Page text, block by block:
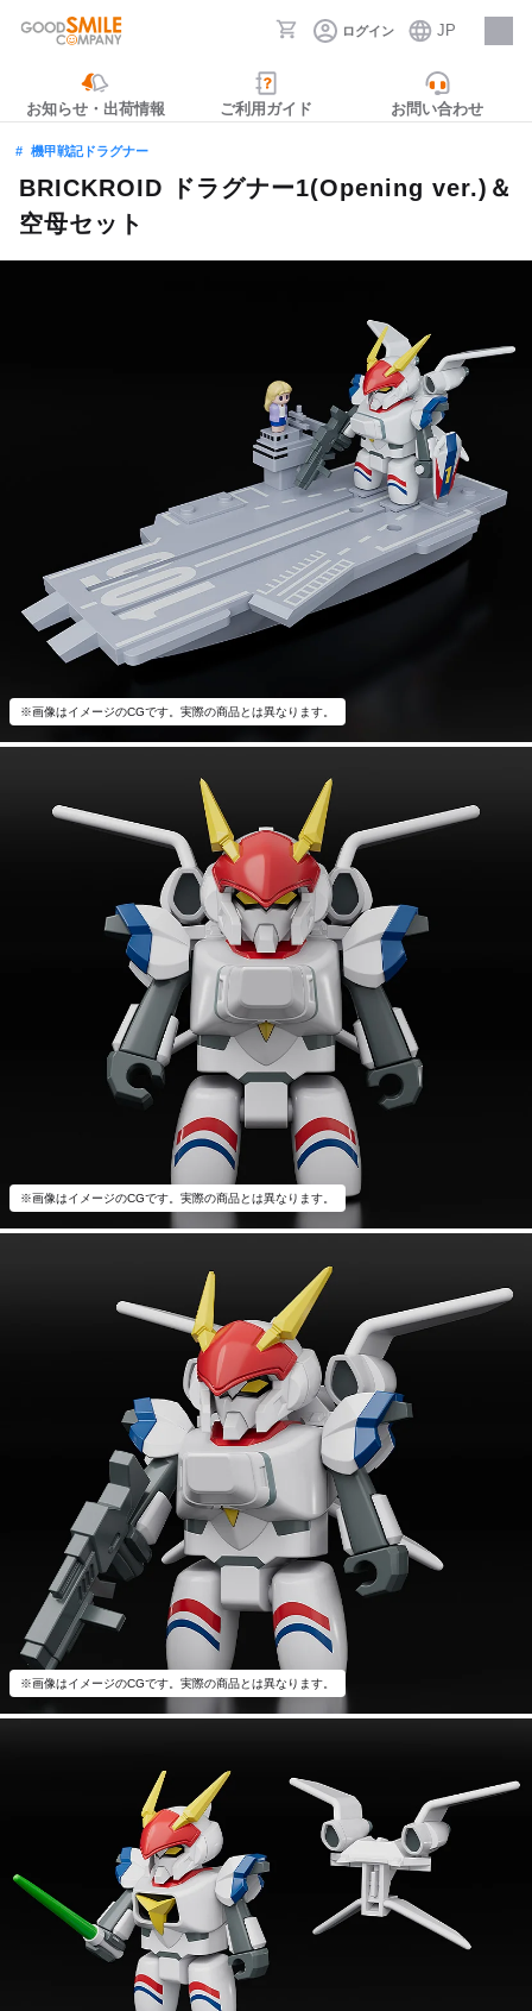
ログイン JP
採用情報
お知らせ・出荷情報 ご利用ガイド お問い合わせ
機甲戦記ドラグナー
BRICKROID ドラグナー1(Opening ver.)＆
空母セット
※画像はイメージのCGです。実際の商品とは異なります。
※画像はイメージのCGです。実際の商品とは異なります。
※画像はイメージのCGです。実際の商品とは異なります。